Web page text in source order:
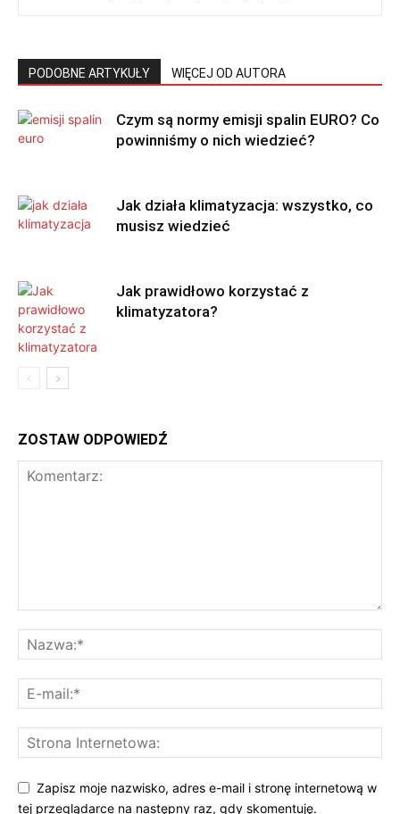
PODOBNE ARTYKUŁY WIĘCEJ OD AUTORA
Czym są normy emisji spalin EURO? Co
powinniśmy o nich wiedzieć?
Jak działa klimatyzacja: wszystko, co
musisz wiedzieć
Jak prawidłowo korzystać z
klimatyzatora?
ZOSTAW ODPOWIEDŹ
Zapisz moje nazwisko, adres e-mail i stronę internetową w
tej przeglądarce na następny raz, gdy skomentuję.